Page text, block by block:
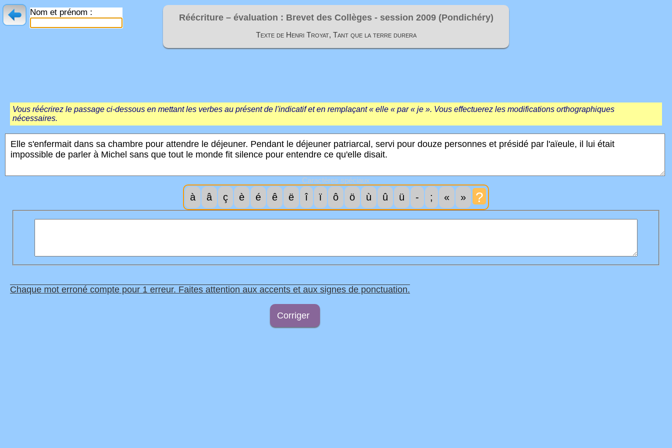
Nom et prénom :
Réécriture – évaluation : Brevet des Collèges - session 2009 (Pondichéry)
Texte de Henri Troyat, Tant que la terre durera
Vous réécrirez le passage ci-dessous en mettant les verbes au présent de l'indicatif et en remplaçant « elle « par « je ». Vous effectuerez les modifications orthographiques
nécessaires.
Caractères spéciaux
à â ç è é ê ë î ï ô ö ù û ü - ; « » ?
Chaque mot erroné compte pour 1 erreur. Faites attention aux accents et aux signes de ponctuation.